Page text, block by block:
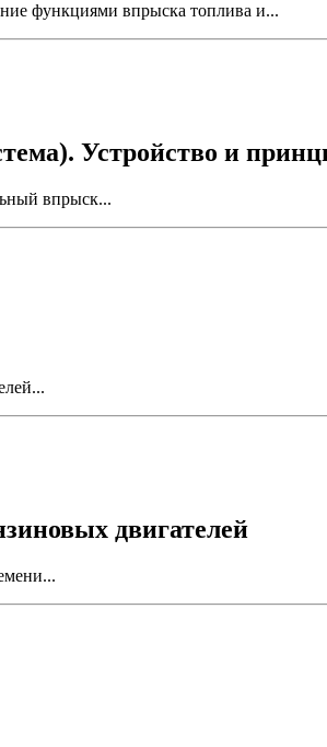
функциями впрыска топлива и...
Устройство и
впрыск...
двигателей